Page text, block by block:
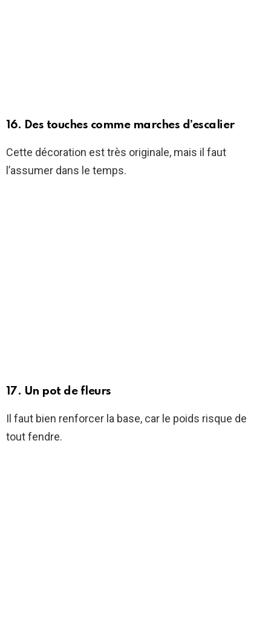
16. Des touches comme marches d’escalier
Cette décoration est très originale, mais il faut
l’assumer dans le temps.
17. Un pot de fleurs
Il faut bien renforcer la base, car le poids risque de
tout fendre.